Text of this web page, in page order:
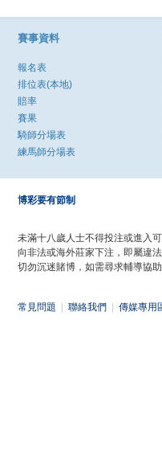
賽事資料
報名表
排位表(本地)
賠率
賽果
騎師分場表
練馬師分場表
博彩要有節制
未滿十八歲人士不得投注或進入可
向非法或海外莊家下注，即屬違法
切勿沉迷賭博，如需尋求輔導協
常見問題 聯絡我們 傳媒專用